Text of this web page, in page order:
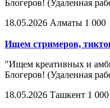
Блогеров! (Удаленная
18.05.2026 Алматы 1 000
Ищем стримеров,
"Ищем креативных и
Блогеров! (Удаленная
18.05.2026 Ташкент 1 000